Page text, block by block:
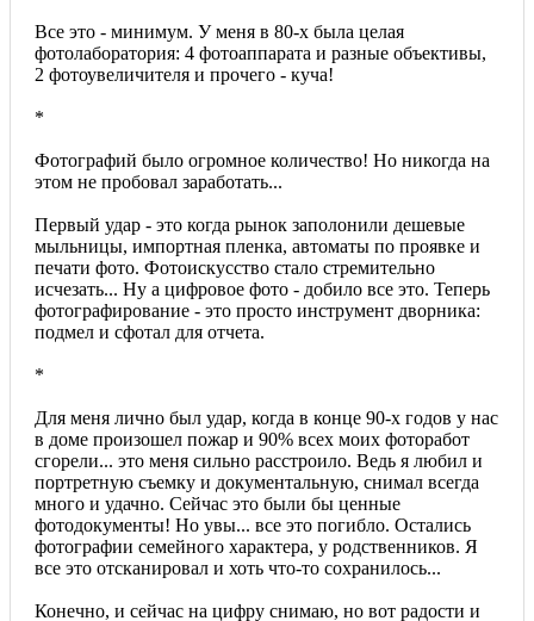
Все это - минимум. У меня в 80-х была целая
фотолаборатория: 4 фотоаппарата и разные объективы,
2 фотоувеличителя и прочего - куча!
*
Фотографий было огромное количество! Но никогда на
этом не пробовал заработать...
Первый удар - это когда рынок заполонили дешевые
мыльницы, импортная пленка, автоматы по проявке и
печати фото. Фотоискусство стало стремительно
исчезать... Ну а цифровое фото - добило все это. Теперь
фотографирование - это просто инструмент дворника:
подмел и сфотал для отчета.
*
Для меня лично был удар, когда в конце 90-х годов у нас
в доме произошел пожар и 90% всех моих фоторабот
сгорели... это меня сильно расстроило. Ведь я любил и
портретную съемку и документальную, снимал всегда
много и удачно. Сейчас это были бы ценные
фотодокументы! Но увы... все это погибло. Остались
фотографии семейного характера, у родственников. Я
все это отсканировал и хоть что-то сохранилось...
Конечно, и сейчас на цифру снимаю, но вот радости и